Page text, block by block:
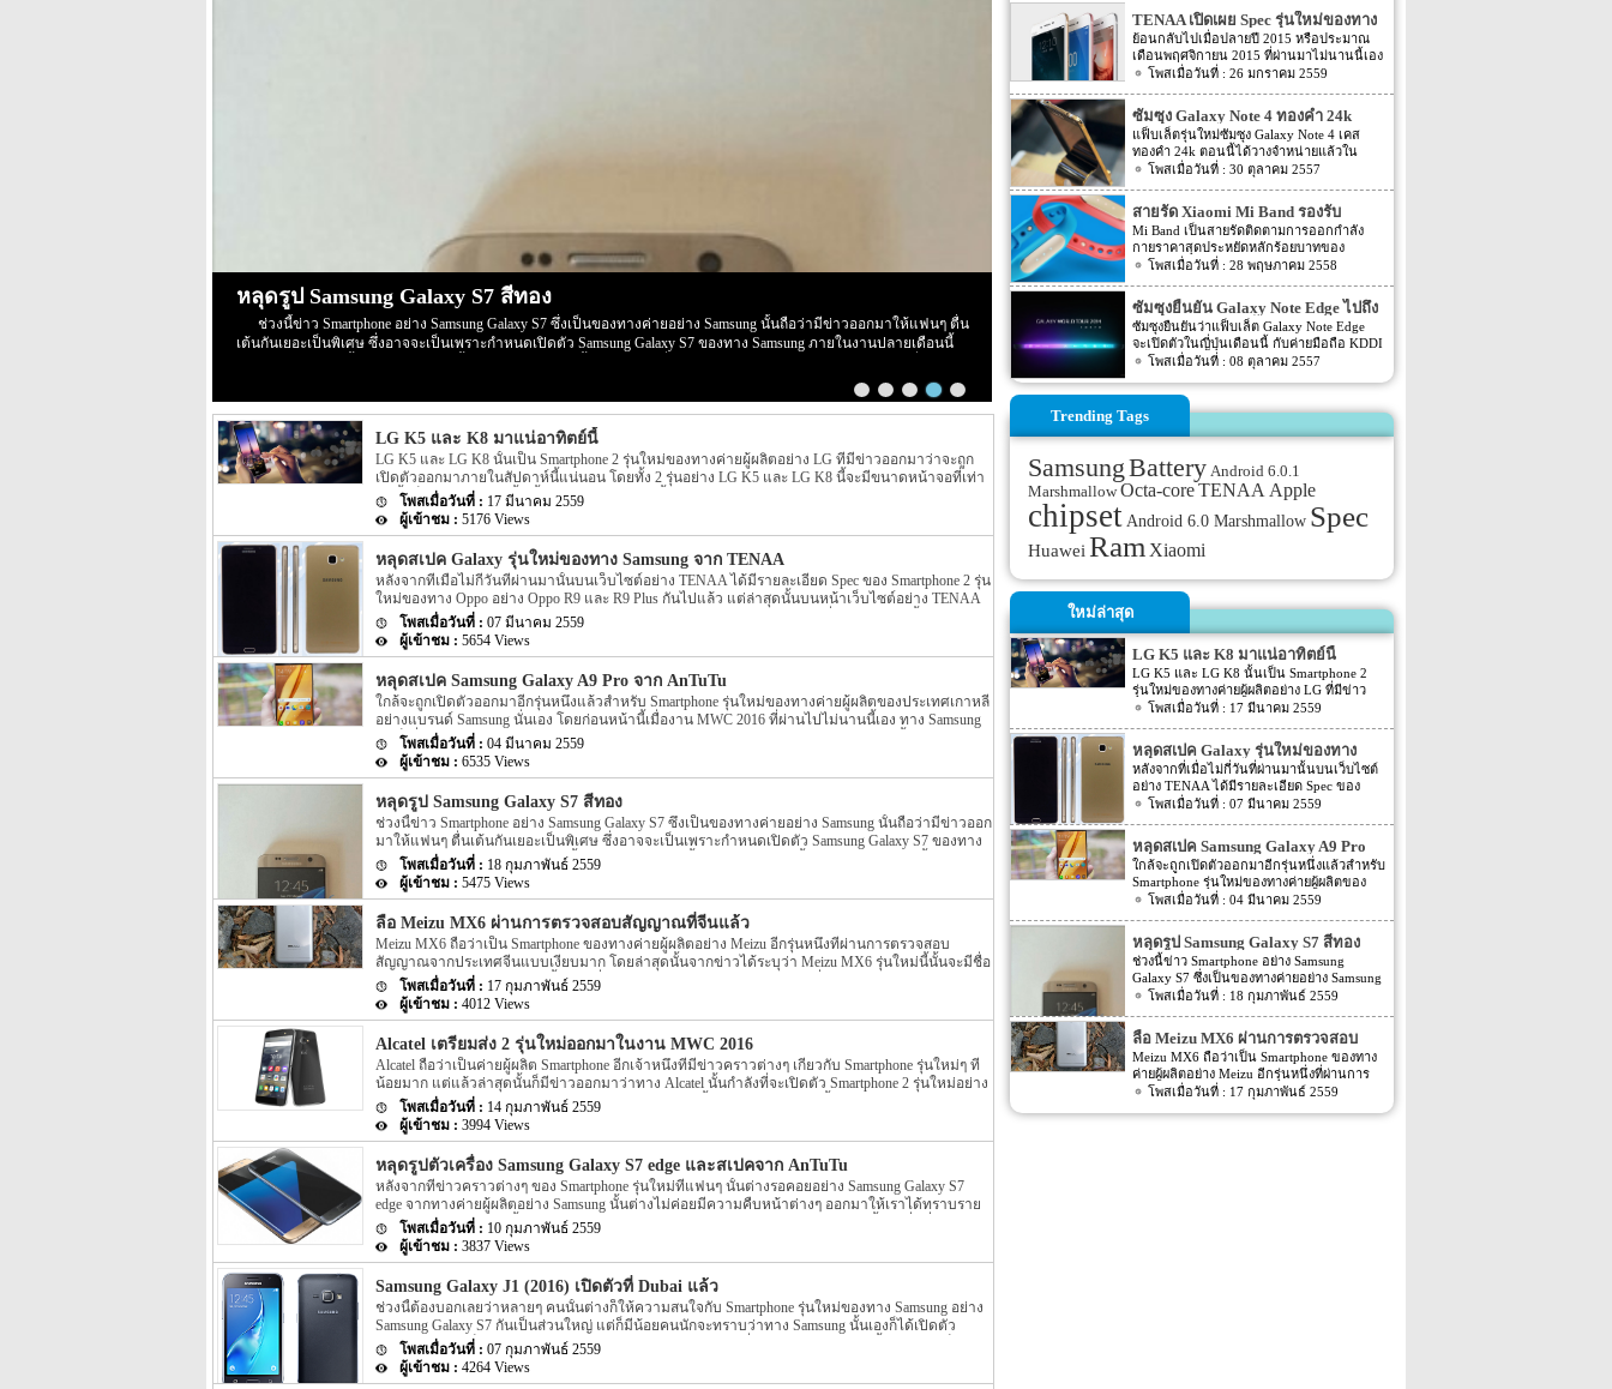
หลุดรูป Samsung Galaxy S7 สีทอง
ช่วงนี้ข่าว Smartphone อย่าง Samsung Galaxy S7 ซึ่งเป็นของทางค่ายอย่าง Samsung นั้นถือว่ามีข่าวออกมาให้แฟนๆ ตื่น
เต้นกันเยอะเป็นพิเศษ ซึ่งอาจจะเป็นเพราะกำหนดเปิดตัว Samsung Galaxy S7 ของทาง Samsung ภายในงานปลายเดือนนี้
มานี้เอง แต่ล่าสุดนั้นกลับมีรูปหลุดของ Samsung Galaxy S7 ออกมาให้แฟนๆ ได้ตืนเต้นกันอีกครั้งแล้ว โดยรูปตัวเครื่อง
Samsung Galaxy S7 ที่หลุดออกมาเมื่อไม่นานมานี้นั้นจะเป็นรูปตัวเครื่องสีดำนั้นเอง แต่รูปตัวเครื่อง Samsung Galaxy S7 ที่หลุด
ออกมาล่าสุดนั้นจะมีสีที่แตกต่างไปจากตอนนั้นโดยสีของตัวเครื่องจะเป็นสีทองนั้นเอง อีกทั้งรูปหลุดดังกล่าวไม่เพียงแต่เป็นรูป
ทางด้านหน้าเครื่องอย่างเดียวเท่านั้น แต่ยังมีรูปทางด้านหลังของตัวเครื่องออกมาอีกด้วย สำหรับรูปหลุดนี้นั้น (จากรูป) เราจะ
เห็นว่าทางด้านหลังของตัวเครื่องนั้นทั้งทางซ้ายและทางขวาของตัวเครื่องจะมีความโค้งมน ซึ่งจะมีความคล้ายกับ
Smartphone หน้าจอใหญ่ของทาง Samsung อีกรุ่นหนึ่งอย่าง Samsung Galaxy Note 5 […]
LG K5 และ K8 มาแน่อาทิตย์นี้
LG K5 และ LG K8 นั้นเป็น Smartphone 2 รุ่นใหม่ของทางค่ายผู้ผลิตอย่าง LG ที่มีข่าวออกมาว่าจะถูก
เปิดตัวออกมาภายในสัปดาห์นี้แน่นอน โดยทั้ง 2 รุ่นอย่าง LG K5 และ LG K8 นี้จะมีขนาดหน้าจอที่เท่า
กันนั้นก็คือประมาณ 5 นิ้ว นั้นเอง โดย 2 รุุ่นใหม่นี้ทาง President และ CEO ของทาง LG Electronics
Mobile นั้นได้ออกมากล่าวชื่นชมทั้ง 2 รุ่นนี้ว่า “The K8 and K5 will be fantastic choices for anyone who is
seeking a smartphone with great looks, great […]
17 มีนาคม 2559
5176 Views
หลุดสเปค Galaxy รุ่นใหม่ของทาง Samsung จาก TENAA
หลังจากที่เมื่อไม่กี่วันที่ผ่านมานั้นบนเว็บไซต์อย่าง TENAA ได้มีรายละเอียด Spec ของ Smartphone 2 รุ่น
ใหม่ของทาง Oppo อย่าง Oppo R9 และ R9 Plus กันไปแล้ว แต่ล่าสุดนั้นบนหน้าเว็บไซต์อย่าง TENAA
กลับมีสเปคของ Samsung Galaxy รุ่นใหม่ของทาง Samsung ออกมาให้เราได้ตื่นเต้นกันอีกครั้ง สำหรับ
สเปคของ Smartphone รุ่นใหม่ของทาง Samsung ที่ถูกเปิดเผยบนหน้าเว็บไซต์ TENAA นี้นั้นจะเป็นรุ่น
อย่าง Samsung Galaxy A9 Pro นั้นเอง ซึ่งหากเราย้อนกลับไปเมื่อประมาณเดือนมกราคมที่ผ่านมานั้นได้
มีข่าวลือต่างๆ ของ Samsung Galaxy A9 Pro ออกมาให้เราได้ทราบกันไปแล้ว โดยหลังจากนั้นประมาณ
เดือนกุมภาพันธ์นั้นบนหน้าเว็บไซต์อย่าง GFXBench และบนหน้าเว็บไซต์ AnTuTu นั้นก็มีรายละเอียด
สเปคของ Samsung Galaxy A9 Pro รุ่นใหม่นี้ถูกเปิดเผยออกมาอีกครั้ง แต่ล่าสุดนั้นบนหน้าเว็บไซต์ตรวจ
สอบสัญญาณอุปกรณ์เคลื่อนที่อย่าง TENAA […]
07 มีนาคม 2559
5654 Views
หลุดสเปค Samsung Galaxy A9 Pro จาก AnTuTu
ใกล้จะถูกเปิดตัวออกมาอีกรุ่นหนึ่งแล้วสำหรับ Smartphone รุ่นใหม่ของทางค่ายผู้ผลิตของประเทศเกาหลี
อย่างแบรนด์ Samsung นั่นเอง โดยก่อนหน้านี้เมื่องาน MWC 2016 ที่ผ่านไปไม่นานนี้เอง ทาง Samsung
เองก็เพิ่งเปิดตัว Samsung Galaxy S7 และ Samsung Galaxy S7 edge ออกไปเอง โดยล่าสุดนั้นกลับมีสเปค
ของ Smartphone รุ่นใหม่ของทาง Samsung ออกมาแล้ว สำหรับสเปคของ Smartphone รุ่นใหม่ของทาง
Samsung นั้นจะเป็นรุ่นใหม่อย่าง Samsung Galaxy A9 Pro โดยก่อนหน้านี้เมื่อต้นเดือนกุมภาพันธ์นั้นก็มี
สเปคของ Galaxy A9 Pro ถูกเปิดเผยออกมาแล้ว โดย Spec ในตอนนั้นจะเป็นข้อมูลจากเว็บไซต์อย่าง
GFXBench สำหรับความละเอียดของตัวกล้องของ Galaxy A9 Pro จะมีความละเอียดมากกว่า A9 (2016)
ไม่มากนัก โดยจะอัพเกรดจากรุ่น A9 (2016) […]
04 มีนาคม 2559
6535 Views
หลุดรูป Samsung Galaxy S7 สีทอง
ช่วงนี้ข่าว Smartphone อย่าง Samsung Galaxy S7 ซึ่งเป็นของทางค่ายอย่าง Samsung นั้นถือว่ามีข่าวออก
มาให้แฟนๆ ตื่นเต้นกันเยอะเป็นพิเศษ ซึ่งอาจจะเป็นเพราะกำหนดเปิดตัว Samsung Galaxy S7 ของทาง
Samsung ภายในงานปลายเดือนนี้อย่าง MWC 2016 นั้นใกล้เข้ามาแล้วนั้นเอง โดยก่อนหน้านี้ได้มีรูปตัว
เครื่อง Samsung Galaxy S7 หลุดออกมาแล้วเมื่อไม่นานมานี้เอง แต่ล่าสุดนั้นกลับมีรูปหลุดของ Samsung
Galaxy S7 ออกมาให้แฟนๆ ได้ตืนเต้นกันอีกครั้งแล้ว โดยรูปตัวเครื่อง Samsung Galaxy S7 ที่หลุดออกมา
เมื่อไม่นานมานี้นั้นจะเป็นรูปตัวเครื่องสีดำนั้นเอง แต่รูปตัวเครื่อง Samsung Galaxy S7 ที่หลุดออกมา
ล่าสุดนั้นจะมีสีที่แตกต่างไปจากตอนนั้นโดยสีของตัวเครื่องจะเป็นสีทองนั้นเอง อีกทั้งรูปหลุดดังกล่าวไม่
เพียงแต่เป็นรูปทางด้านหน้าเครื่องอย่างเดียวเท่านั้น แต่ยังมีรูปทางด้านหลังของตัวเครื่องออกมาอีก
ด้วย สำหรับรูปหลุดนี้นั้น (จากรูป) เราจะเห็นว่าทางด้านหลังของตัวเครื่องนั้นทั้งทางซ้ายและทางขวา
ของตัวเครื่องจะมีความโค้งมน ซึ่งจะมีความคล้ายกับ Smartphone หน้าจอใหญ่ของทาง Samsung อีกรุ่น
หนึ่งอย่าง Samsung Galaxy Note 5 […]
18 กุมภาพันธ์ 2559
5475 Views
ลือ Meizu MX6 ผ่านการตรวจสอบสัญญาณที่จีนแล้ว
Meizu MX6 ถือว่าเป็น Smartphone ของทางค่ายผู้ผลิตอย่าง Meizu อีกรุ่นหนึ่งที่ผ่านการตรวจสอบ
สัญญาณจากประเทศจีนแบบเงียบมาก โดยล่าสุดนั้นจากข่าวได้ระบุว่า Meizu MX6 รุ่นใหม่นี้นั้นจะมีชื่อ
model number ว่า M681Q อีกทั้งตัวเครื่องอย่าง Meizu MX6 จะรองรับการเชื่อมต่อสัญญาณอย่าง GSM /
TD-SCDMA / WCDMA / CDMA2000 / TD-LTE / FDD-LTE ได้ อีกทั้งรายละเอียดของข่าวยังได้ระบุ
Spec ภายในตัวเครื่องออกมาอีกด้วย ซึ่งหากเราย้อนกลับไปนั้นข่าวต่างๆ ของ Meizu MX6 รุ่นใหม่นี้นั้น
ถือว่ามีออกมาน้อยมารวมไปถึง Spec ภายในตัวเครื่องอีกด้วย โดย Spec ที่ถูกลือมาก่อนหน้านี้นั้นได้ระบุ
ออกมาว่า Meizu MX6 รุ่นใหม่นี้จะถูกขับเคลื่อนด้วย Chipset ของทาง MediaTek อย่าง MediaTek Helio
X20 นั้นเอง […]
17 กุมภาพันธ์ 2559
4012 Views
Alcatel เตรียมส่ง 2 รุ่นใหม่ออกมาในงาน MWC 2016
Alcatel ถือว่าเป็นค่ายผู้ผลิต Smartphone อีกเจ้าหนึ่งที่มีข่าวคราวต่างๆ เกี่ยวกับ Smartphone รุ่นใหม่ๆ ที่
น้อยมาก แต่แล้วล่าสุดนั้นก็มีข่าวออกมาว่าทาง Alcatel นั้นกำลังที่จะเปิดตัว Smartphone 2 รุ่นใหม่อย่าง
Alcatel OneTouch Idol 4 และ Alcatel OneTouch Idol 4S นั้นเอง โดยก่อนหน้านี้ไม่มีรายละเอียดใดๆ ของ 2
รุ่นใหม่อย่าง Alcatel OneTouch Idol 4 และ Alcatel OneTouch Idol 4S นี้ออกมาให้เราได้เราได้ทราบกัน
เลย แต่ล่าสุดบนหน้าเว็บไซต์ support ของทาง Alcatel นั้นก็แสดงรายละเอียดของ 2 รุ่นใหม่อย่าง Alcatel
OneTouch Idol 4 และ Alcatel OneTouch Idol 4S ออกมาให้เราได้ทราบรายละเอียด […]
14 กุมภาพันธ์ 2559
3994 Views
หลุดรูปตัวเครื่อง Samsung Galaxy S7 edge และสเปคจาก AnTuTu
หลังจากที่ข่าวคราวต่างๆ ของ Smartphone รุ่นใหม่ที่แฟนๆ นั้นต่างรอคอยอย่าง Samsung Galaxy S7
edge จากทางค่ายผู้ผลิตอย่าง Samsung นั้นต่างไม่ค่อยมีความคืบหน้าต่างๆ ออกมาให้เราได้ทราบราย
ละเอียดมากนักในช่วงนี้ แฟนๆ หลายๆ ท่านอาจจะรอไปจนถึงเปิดตัวในปลายเดือนนี้เลยเพื่อที่จะได้ข่าว
ที่ชัดเจน แต่เหมือนทาง Samsung นั้นจะรู้ โดยล่าสุดนั้นกลับมีภาพตัวเครื่อง Samsung Galaxy S7 edge
หลุดออกมาให้เราได้เห็นรูปร่างกันอย่างชัดเจนแล้ว สำหรับข่าวของ Samsung Galaxy S7 edge ที่หลุด
ออกมานั้น (จากรูป) เราจะเห็นว่าหน้าจอการแสดงผลของ Samsung Galaxy S7 edge รุ่นนี้นั้นจะมาพร้อม
กับหน้าจอที่เป็นแบบ curved screen ทั้งขอบทางด้านซ้ายและขอบทางด้านขวานั้นเอง อีกทั้ง (จากรูป) ที่
แสดงนั้นหน้าจอได้แสดงผลสเปคของ Samsung Galaxy S7 edge ให้เราได้ทราบกันอีกด้วย โดยราย
ละเอียดของ Spec ที่แสดงนั้นจะเป็นข้อมูลจากเว็บไซต์ benchmark อย่าง AnTuTu […]
10 กุมภาพันธ์ 2559
3837 Views
Samsung Galaxy J1 (2016) เปิดตัวที่ Dubai แล้ว
ช่วงนี้ต้องบอกเลยว่าหลายๆ คนนั้นต่างก็ให้ความสนใจกับ Smartphone รุ่นใหม่ของทาง Samsung อย่าง
Samsung Galaxy S7 กันเป็นส่วนใหญ่ แต่ก็มีน้อยคนนักจะทราบว่าทาง Samsung นั้นเองก็ได้เปิดตัว
Smartphone รุ่นเล็กอย่าง Samsung Galaxy J1 2016 ออกมาแล้วที่ Dubai โดยก่อนหน้านี้เราได้พบเห็นรูป
renders ของตัวเครื่อง Samsung Galaxy J1 2016 กันไปแล้ว โดยรูป renders ตัวเครื่อง Samsung Galaxy J1
2016 ดังกล่าวที่หลุดออกมานั้นได้ถูกเปิดเผยจากทาง Social อย่าง Twitter นั้นเอง อีกทั้งรายละเอียดยังได้
07 กุมภาพันธ์ 2559
4264 Views
สะเทือนกันอีกครั้งกับการเปิดตัวมือถือรุ่นใหม่
OPPO R7 Plus ซึ่งมาพร้อมกับคอนเซ็ปท์เบา
สบายใช้งานง่ายและหรูหราพร้อมกับการตอบ
สนองความต้องการของคนยุคใหม่ ซึ่งก็
แน่นอนว่าเจ้า OPPO R7 Plus นั้นมีฟังก์ชั่น
ต่างๆ ที่น่าตื่นตาตื่นใจมากมายเลยทีเดียว
TENAA เปิดเผย Spec รุ่นใหม่ของทาง
Vivo
ย้อนกลับไปเมื่อปลายปี 2015 หรือประมาณ
เดือนพฤศจิกายน 2015 ที่ผ่านมาไม่นานนี้เอง
ทางค่ายผู้ผลิตอย่าง vivo นั้นได้เปิดตัว
vivo X6Plus ออกมาแล้ว แต่ดูเหมือนว่า 2 รุ่น
ใหม่อย่าง vivo X6 และ vivo X6Plus ที่เปิดตัว
ออกมานั้นจะได้รับความนิยม ล่าสุดนั้นทาง
vivo เองก็ได้ส่งรุ่นใหม่อย่าง vivo X6SPlus
ออกมาแล้วนั้นเอง โดยรายละเอียดดังกล่าว
ได้ถูดเปิดเผยผ่านทางหน้าเว็บไซต์ตรวจสอบ
จากประเทศจีนอย่าง TENAA (China’s
Telecommunication Equipment Certification
Center) ซึ่งหากหลายๆ ท่านอาจจะสงสัยว่า รุ่น
S ที่เพิ่มมาใหม่นั้นจะมีการเปลี่ยนแปลงใน
ส่วนของ Spec ภายในตัวเครื่องด้วยเช่นกัน ซึ่ง
จะเหมือนกับของทาง Apple ที่ตระกูล S จะมี
การเปลี่ยนแปลง แต่ vivo X6SPlus ตัวใหม่
ของทาง […]
26 มกราคม 2559
ซัมซุง Galaxy Note 4 ทองคำ 24k
จำหน่ายในเวียดนาม ราคา 65,000
บาท
แฟ็บเล็ตรุ่นใหม่ซัมซุง Galaxy Note 4 เคส
ทองคำ 24k ตอนนี้ได้วางจำหน่ายแล้วใน
ประเทศเวียดนาม โดยทุกชิ้นส่วนโลหะจะมี
ชั่วโมง ต่อเครื่อง และมีต้นทุนราว 1,100
ดอลลาร์ หรือราว 36,000 บาท โดยราคายังไม่
รวมกับราคาของแฟ็บเล็ต Galaxy Note 4 และ
คุณต้องจ่ายเพิ่มอีก 900 ดอลลาร์ Galaxy Note
4 จัดจำหน่ายโดย Golden Mobile ใน
เวียดนาม มีให้เลือกทั้งสีขาวและดำซึ่ง
สวยงามไม่แพ้กัน ทั้งนี้สมาร์ทโฟนชุบทองเป็น
ที่นิยมในตลาดจีนและอาหรับเนื่องจากเป็นสี
มงคลและแสดงถึงฐานะความร่ำรวย
ที่มา: gsmarena
30 ตุลาคม 2557
สายรัด Xiaomi Mi Band รองรับ
Google Fit แล้ว
Mi Band เป็นสายรัดติดตามการออกกำลัง
กายราคาสุดประหยัดหลักร้อยบาทของ
Xiaomi ซึ่งตอนนี้ได้ปรับปรุงให้ผนวกเข้ากับ
เชื่อมต่อกับบัญชี Google ของผู้ใช้งาน แล้ว
สามารถนำสถิติแชร์ไปยัง Google Fit ได้
28 พฤษภาคม 2558
ซัมซุงยืนยัน Galaxy Note Edge ไปถึง
มือชาวญี่ปุ่นเดือนนี้
ซัมซุงยืนยันว่าแฟ็บเล็ต Galaxy Note Edge
จะเปิดตัวในญี่ปุ่นเดือนนี้ กับค่ายมือถือ KDDI
และ NTT DoCoMo และขณะนี้มันได้เปิดให้
08 ตุลาคม 2557
Trending Tags
SamsungBattery Android 6.0.1
Marshmallow Octa-coreTENAAApple
chipset Android 6.0 Marshmallow Spec
Huawei Ram Xiaomi
ใหม่ล่าสุด
LG K5 และ K8 มาแน่อาทิตย์นี้
LG K5 และ LG K8 นั้นเป็น Smartphone 2
รุ่นใหม่ของทางค่ายผู้ผลิตอย่าง LG ที่มีข่าว
ออกมาว่าจะถูกเปิดตัวออกมาภายในสัปดาห์นี้
K8 นี้จะมีขนาดหน้าจอที่เท่ากันนั้นก็คือ
ประมาณ 5 นิ้ว นั้นเอง โดย 2 รุุ่นใหม่นี้ทาง
President และ CEO ของทาง LG Electronics
Mobile นั้นได้ออกมากล่าวชื่นชมทั้ง 2 รุ่นนี้
ว่า “The K8 and K5 will be fantastic choices
for anyone who is seeking a smartphone with
great looks, great […]
17 มีนาคม 2559
หลุดสเปค Galaxy รุ่นใหม่ของทาง
Samsung จาก TENAA
หลังจากที่เมื่อไม่กี่วันที่ผ่านมานั้นบนเว็บไซต์
อย่าง TENAA ได้มีรายละเอียด Spec ของ
Smartphone 2 รุ่นใหม่ของทาง Oppo อย่าง
นั้นบนหน้าเว็บไซต์อย่าง TENAA กลับมีสเปค
ของ Samsung Galaxy รุ่นใหม่ของทาง
Samsung ออกมาให้เราได้ตื่นเต้นกันอีกครั้ง
สำหรับสเปคของ Smartphone รุ่นใหม่ของทาง
Samsung ที่ถูกเปิดเผยบนหน้าเว็บไซต์
TENAA นี้นั้นจะเป็นรุ่นอย่าง Samsung
Galaxy A9 Pro นั้นเอง ซึ่งหากเราย้อนกลับไป
เมื่อประมาณเดือนมกราคมที่ผ่านมานั้นได้มี
ข่าวลือต่างๆ ของ Samsung Galaxy A9 Pro
ออกมาให้เราได้ทราบกันไปแล้ว โดยหลังจาก
นั้นประมาณเดือนกุมภาพันธ์นั้นบนหน้า
เว็บไซต์อย่าง GFXBench และบนหน้าเว็บไซต์
AnTuTu นั้นก็มีรายละเอียดสเปคของ
Samsung Galaxy A9 Pro รุ่นใหม่นี้ถูกเปิด
เผยออกมาอีกครั้ง แต่ล่าสุดนั้นบนหน้า
เว็บไซต์ตรวจสอบสัญญาณอุปกรณ์เคลื่อนที่
07 มีนาคม 2559
หลุดสเปค Samsung Galaxy A9 Pro
จาก AnTuTu
ใกล้จะถูกเปิดตัวออกมาอีกรุ่นหนึ่งแล้วสำหรับ
Smartphone รุ่นใหม่ของทางค่ายผู้ผลิตของ
ประเทศเกาหลีอย่างแบรนด์ Samsung นั่นเอง
ไม่นานนี้เอง ทาง Samsung เองก็เพิ่งเปิดตัว
Samsung Galaxy S7 และ Samsung Galaxy
S7 edge ออกไปเอง โดยล่าสุดนั้นกลับมีสเปค
ของ Smartphone รุ่นใหม่ของทาง Samsung
ออกมาแล้ว สำหรับสเปคของ Smartphone รุ่น
ใหม่ของทาง Samsung นั้นจะเป็นรุ่นใหม่อย่าง
Samsung Galaxy A9 Pro โดยก่อนหน้านี้เมื่อ
ต้นเดือนกุมภาพันธ์นั้นก็มีสเปคของ Galaxy
A9 Pro ถูกเปิดเผยออกมาแล้ว โดย Spec ใน
ตอนนั้นจะเป็นข้อมูลจากเว็บไซต์อย่าง
GFXBench สำหรับความละเอียดของตัวกล้อง
ของ Galaxy A9 Pro จะมีความละเอียด
04 มีนาคม 2559
หลุดรูป Samsung Galaxy S7 สีทอง
ช่วงนี้ข่าว Smartphone อย่าง Samsung
Galaxy S7 ซึ่งเป็นของทางค่ายอย่าง Samsung
นั้นถือว่ามีข่าวออกมาให้แฟนๆ ตื่นเต้นกัน
เปิดตัว Samsung Galaxy S7 ของทาง
Samsung ภายในงานปลายเดือนนี้อย่าง MWC
2016 นั้นใกล้เข้ามาแล้วนั้นเอง โดยก่อนหน้า
นี้ได้มีรูปตัวเครื่อง Samsung Galaxy S7 หลุด
ออกมาแล้วเมื่อไม่นานมานี้เอง แต่ล่าสุดนั้น
กลับมีรูปหลุดของ Samsung Galaxy S7 ออก
18 กุมภาพันธ์ 2559
ลือ Meizu MX6 ผ่านการตรวจสอบ
สัญญาณที่จีนแล้ว
Meizu MX6 ถือว่าเป็น Smartphone ของทาง
ค่ายผู้ผลิตอย่าง Meizu อีกรุ่นหนึ่งที่ผ่านการ
ตรวจสอบสัญญาณจากประเทศจีนแบบเงียบ
17 กุมภาพันธ์ 2559